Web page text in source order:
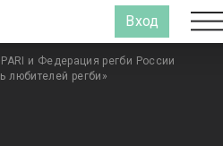
Вход
PARI и Федерация регби России
любителей регби»